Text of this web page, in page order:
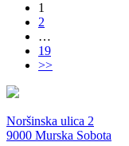
1
2
…
19
>>
Noršinska ulica 2
9000 Murska Sobota